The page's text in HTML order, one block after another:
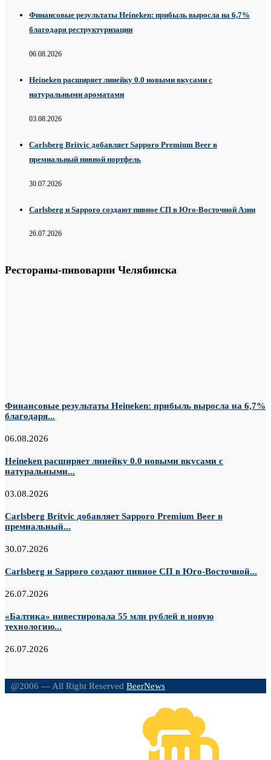
Финансовые результаты Heineken: прибыль выросла на 6,7%
благодаря реструктуризации
06.08.2026
Heineken расширяет линейку 0.0 новыми вкусами с
натуральными ароматами
03.08.2026
Carlsberg Britvic добавляет Sapporo Premium Beer в
премиальный пивной портфель
30.07.2026
Carlsberg и Sapporo создают пивное СП в Юго-Восточной Азии
26.07.2026
Рестораны-пивоварни Челябинска
Финансовые результаты Heineken: прибыль выросла на 6,7%
благодаря...
06.08.2026
Heineken расширяет линейку 0.0 новыми вкусами с
натуральными...
03.08.2026
Carlsberg Britvic добавляет Sapporo Premium Beer в
премиальный...
30.07.2026
Carlsberg и Sapporo создают пивное СП в Юго-Восточной...
26.07.2026
«Балтика» инвестировала 55 млн рублей в новую
технологию...
26.07.2026
@2006 — All Right Reserved BeerNews